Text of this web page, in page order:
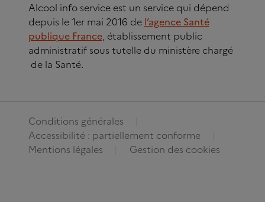
Alcool info service est un service qui dépend
depuis le 1er mai 2016 de l’agence Santé
publique France, établissement public
administratif sous tutelle du ministère chargé
de la Santé.
Conditions générales
Accessibilité : partiellement conforme
Mentions légales
Gestion des cookies